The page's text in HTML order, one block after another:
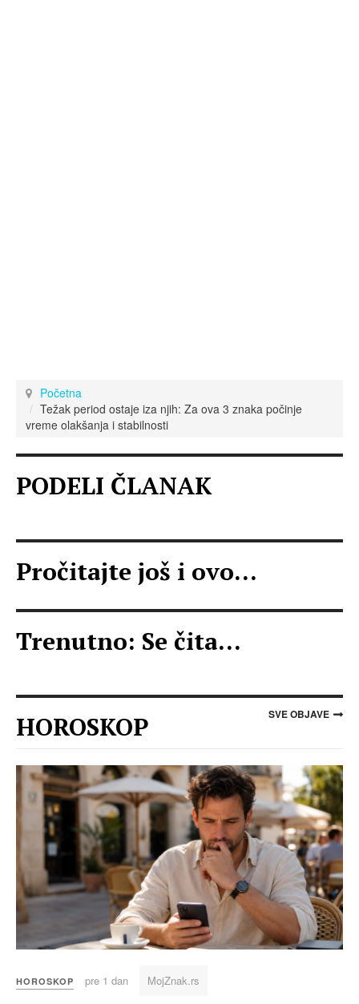
Početna
Težak period ostaje iza njih: Za ova 3 znaka počinje
vreme olakšanja i stabilnosti
PODELI ČLANAK
Pročitajte još i ovo...
Trenutno: Se čita...
HOROSKOP SVE OBJAVE
HOROSKOP pre 1 dan MojZnak.rs